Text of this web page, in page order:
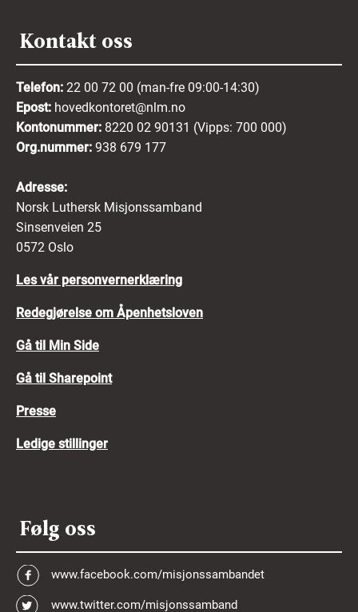
Kontakt oss
Telefon: 22 00 72 00 (man-fre 09:00-14:30)
Epost: hovedkontoret@nlm.no
Kontonummer: 8220 02 90131 (Vipps: 700 000)
Org.nummer: 938 679 177
Adresse:
Norsk Luthersk Misjonssamband
Sinsenveien 25
0572 Oslo
Les vår personvernerklæring
Redegjørelse om Åpenhetsloven
Gå til Min Side
Gå til Sharepoint
Presse
Ledige stillinger
Følg oss
www.facebook.com/misjonssambandet
www.twitter.com/misjonssamband